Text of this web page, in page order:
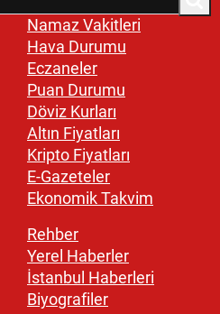
Namaz Vakitleri
Hava Durumu
Eczaneler
Puan Durumu
Döviz Kurları
Altın Fiyatları
Kripto Fiyatları
E-Gazeteler
Ekonomik Takvim
Rehber
Yerel Haberler
İstanbul Haberleri
Biyografiler